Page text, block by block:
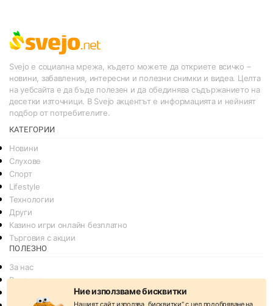
Svejo е социална мрежа, където можете да откриете всичко –
новини, забавления, интересни и полезни снимки и видеа. Целта
на уебсайта е да бъде полезен и да обединява съдържанието на
десетки източници. В Svejo акцентът е информацията и нейният
подбор от потребителите.
КАТЕГОРИИ
Новини
Слухове
Спорт
Lifestyle
Технологии
Други
Казино игри онлайн безплатно
Търговия с акции
ПОЛЕЗНО
За нас
Реклама
Ние използваме бисквитки
Нашият сайт използва „бисквитки“с цел подобряване на